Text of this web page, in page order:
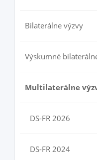
Bilaterálne výzvy
Výskumné
Multilaterálne
DS-FR 2026
DS-FR 2024